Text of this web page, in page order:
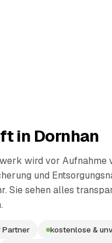
in Dornhan
wird vor Aufnahme
und
Sie sehen alles
Partner kostenlose &